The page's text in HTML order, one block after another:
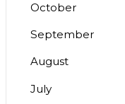
October
September
August
July